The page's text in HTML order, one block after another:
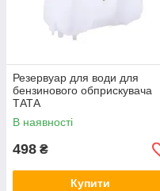
Резервуар для води для
бензинового обприскувача
ТАТА
В наявності
498 ₴
Купити